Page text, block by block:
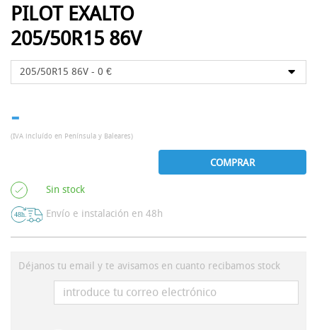
PILOT EXALTO
205/50R15 86V
-
(IVA incluído en Península y Baleares)
COMPRAR
Sin stock
Envío e instalación en 48h
Déjanos tu email y te avisamos en cuanto recibamos stock